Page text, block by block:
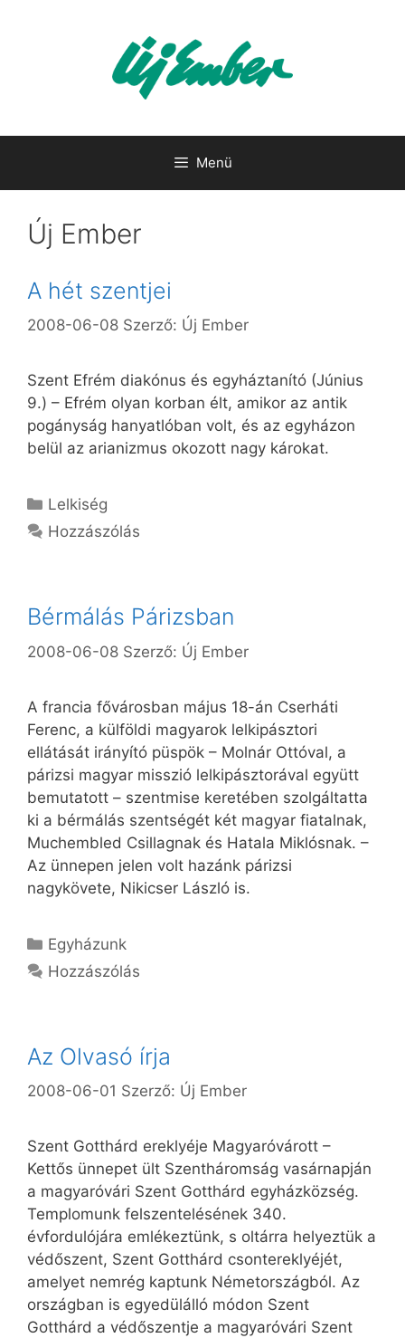
Menü
Új Ember
A hét szentjei
2008-06-08 Szerző: Új Ember
Szent Efrém diakónus és egyháztanító (Június
9.) – Efrém olyan korban élt, amikor az antik
pogányság hanyatlóban volt, és az egyházon
belül az arianizmus okozott nagy károkat.
Kategória
Lelkiség
Hozzászólás
Bérmálás Párizsban
2008-06-08 Szerző: Új Ember
A francia fővárosban május 18-án Cserháti
Ferenc, a külföldi magyarok lelkipásztori
ellátását irányító püspök – Molnár Ottóval, a
párizsi magyar misszió lelkipásztorával együtt
bemutatott – szentmise keretében szolgáltatta
ki a bérmálás szentségét két magyar fiatalnak,
Muchembled Csillagnak és Hatala Miklósnak. –
Az ünnepen jelen volt hazánk párizsi
nagykövete, Nikicser László is.
Kategória
Egyházunk
Hozzászólás
Az Olvasó írja
2008-06-01 Szerző: Új Ember
Szent Gotthárd ereklyéje Magyaróvárott –
Kettős ünnepet ült Szentháromság vasárnapján
a magyaróvári Szent Gotthárd egyházközség.
Templomunk felszentelésének 340.
évfordulójára emlékeztünk, s oltárra helyeztük a
védőszent, Szent Gotthárd csontereklyéjét,
amelyet nemrég kaptunk Németországból. Az
országban is egyedülálló módon Szent
Gotthárd a védőszentje a magyaróvári Szent